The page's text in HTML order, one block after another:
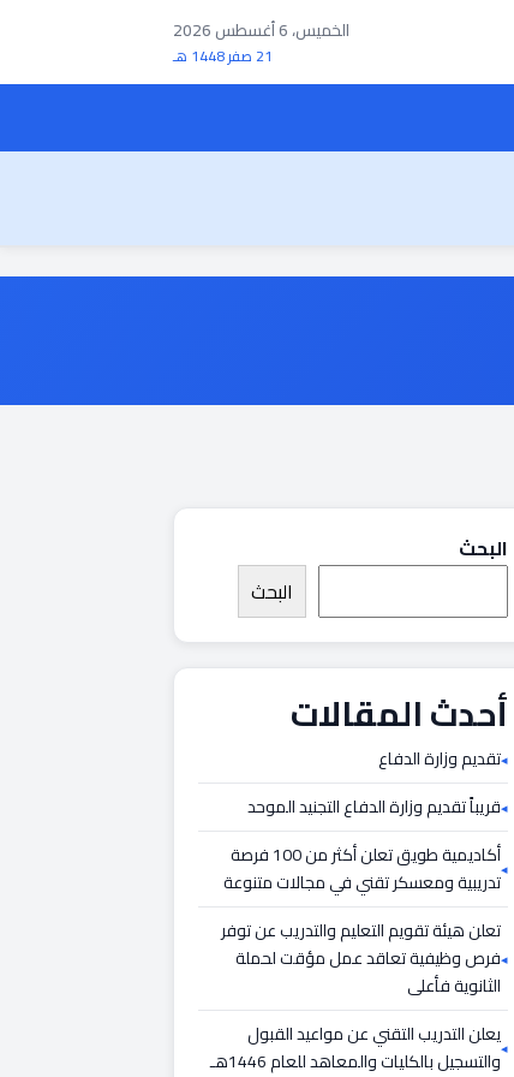
الخميس، 6 أغسطس 2026
21 صفر 1448 هـ
البحث
البحث
أحدث المقالات
تقديم وزارة الدفاع
قريباً تقديم وزارة الدفاع التجنيد الموحد
أكاديمية طويق تعلن أكثر من 100 فرصة
تدريبية ومعسكر تقني في مجالات متنوعة
تعلن هيئة تقويم التعليم والتدريب عن توفر
فرص وظيفية تعاقد عمل مؤقت لحملة
الثانوية فأعلى
يعلن التدريب التقني عن مواعيد القبول
والتسجيل بالكليات والمعاهد للعام 1446هـ